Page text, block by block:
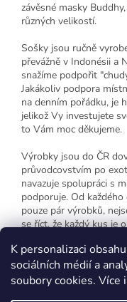
K personalizaci
sociálních médií a
soubory cookies. Více
závěsné masky
různých velikostí.
Sošky jsou ručně
převážně v Indonésii a
snažíme podpořit
Jakákoliv podpora
na denním pořádku, je
jelikož Vy investujete
to Vám moc děkujeme.
Výrobky jsou do ČR
průvodcovstvím po
navazuje spolupráci s
podporuje. Od
pouze pár výrobků,
se říct, že každý kus je